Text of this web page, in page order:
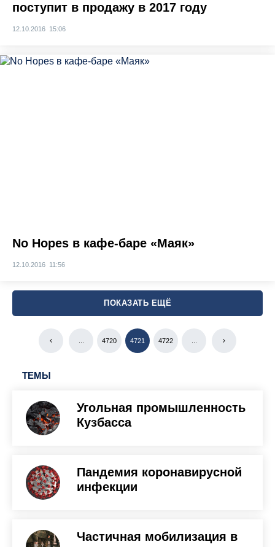
поступит в продажу в 2017 году
12.10.2016 15:06
No Hopes в кафе-баре «Маяк»
12.10.2016 11:56
ПОКАЗАТЬ ЕЩЁ
4720 4721 4722
ТЕМЫ
Угольная промышленность
Кузбасса
Пандемия коронавирусной
инфекции
Частичная мобилизация в